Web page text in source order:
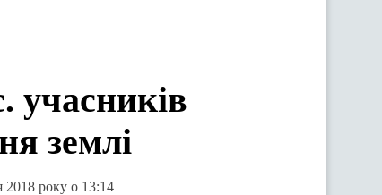
учасників
землі
2018 року о 13:14